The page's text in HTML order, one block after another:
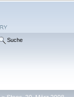
Suche